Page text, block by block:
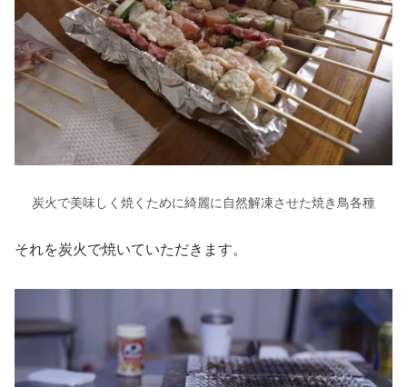
炭火で美味しく焼くために綺麗に自然解凍させた焼き鳥各種
それを炭火で焼いていただきます。